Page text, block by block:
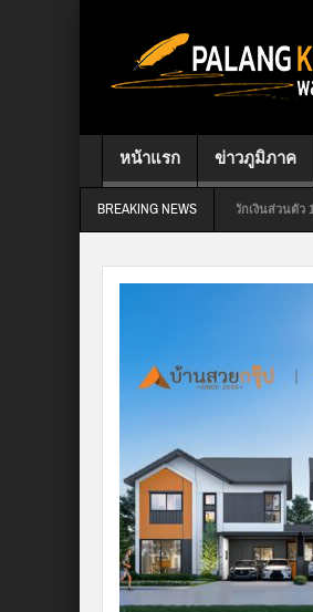
หน้าแรก ข่าวภูมิภาค
BREAKING NEWS
าษฎร์ธานี เขต 7 ใจป้ำควักเงินส่วนตัว 1 ล้านบาทสานฝัน